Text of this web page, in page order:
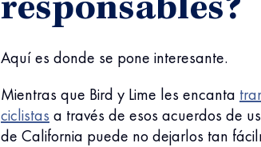
responsables?
Aquí es donde se pone interesante.
Mientras que Bird y Lime les encanta
ciclistas a través de esos acuerdos de
de California puede no dejarlos tan